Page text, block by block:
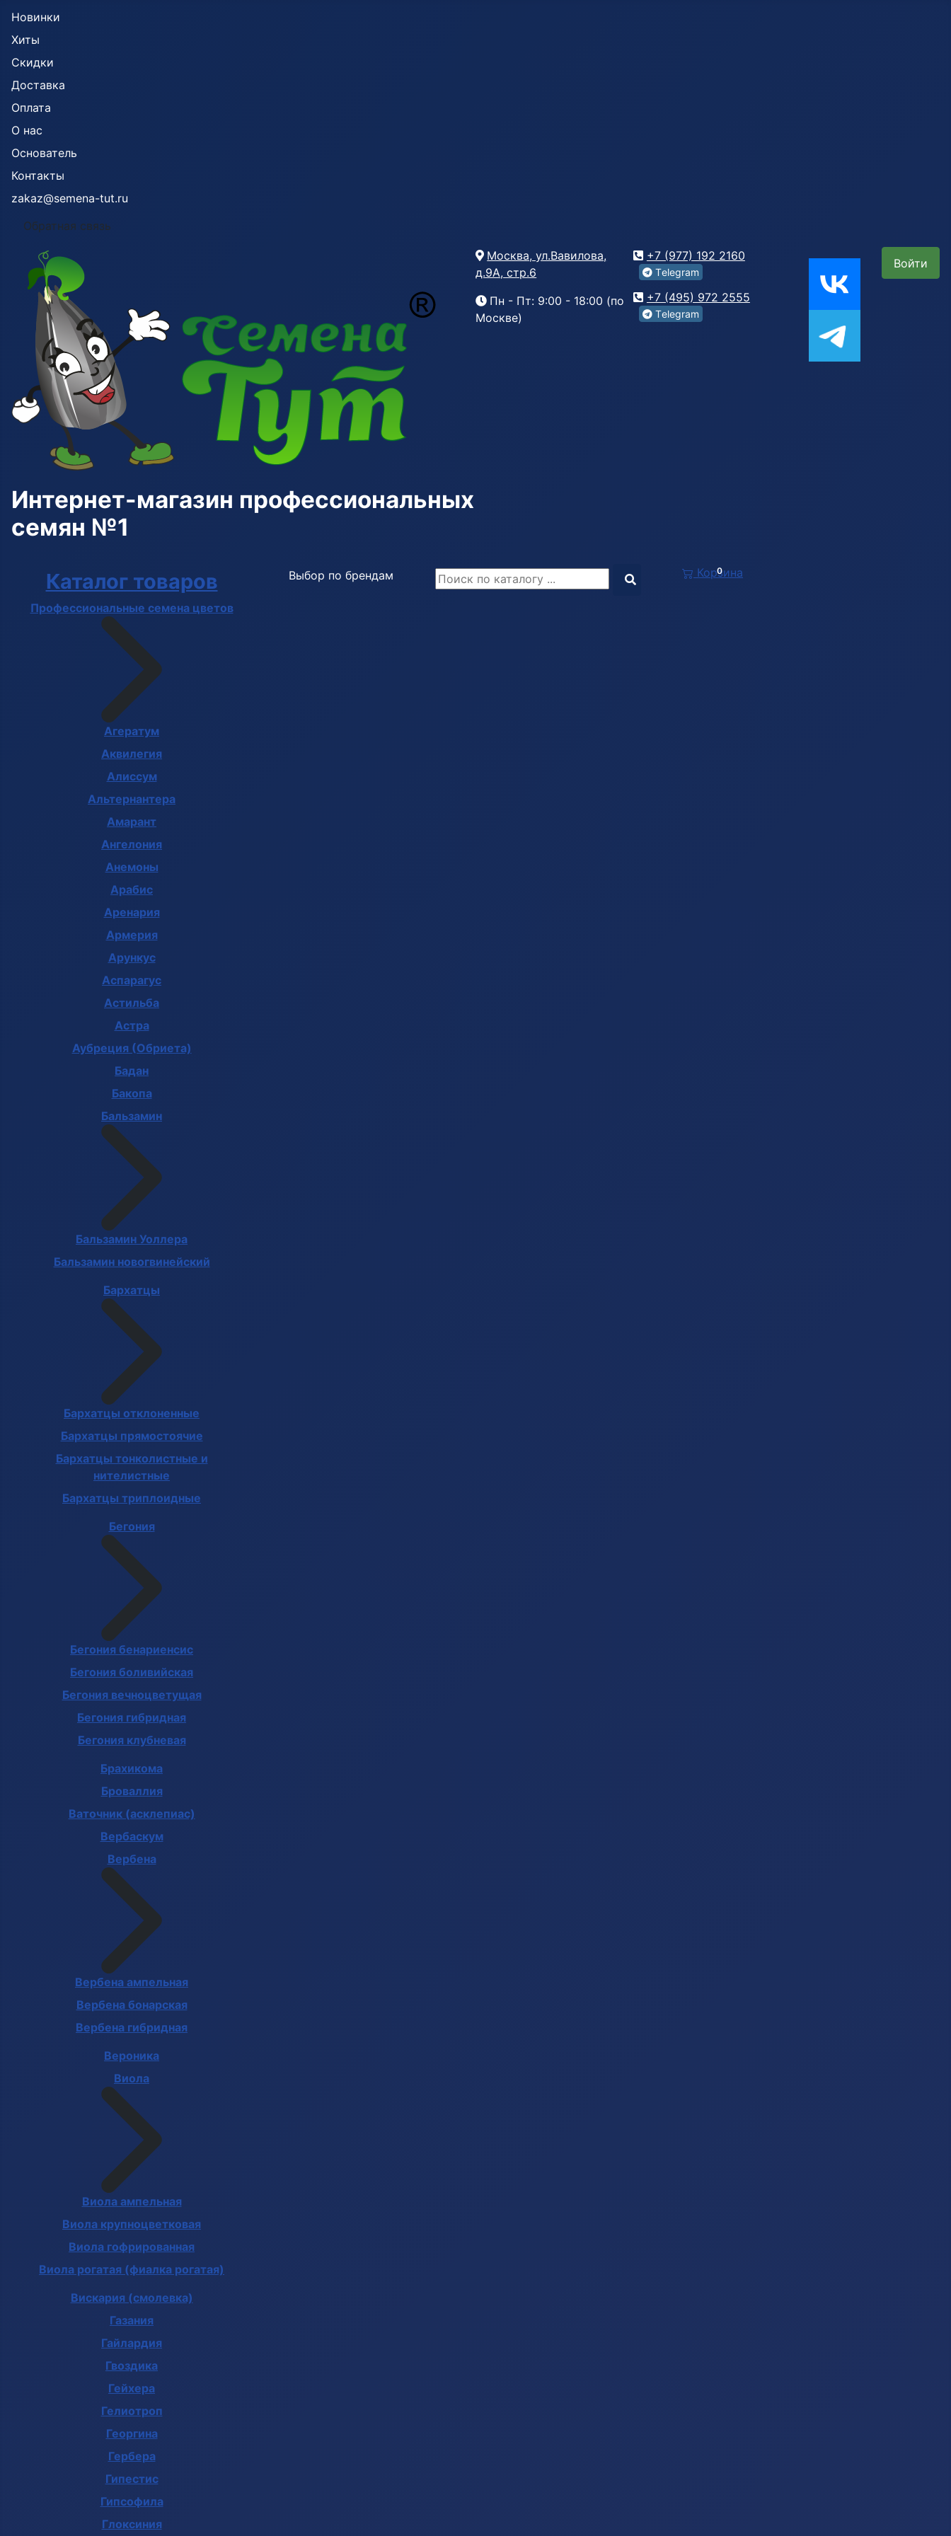
Новинки
Хиты
Скидки
Доставка
Оплата
О нас
Основатель
Контакты
zakaz@semena-tut.ru
Обратная связь
Интернет-магазин профессиональных
семян №1
Москва, ул.Вавилова,
д.9А, стр.6
Пн - Пт: 9:00 - 18:00 (по
Москве)
+7 (977) 192 2160
Tеlegrаm
+7 (495) 972 2555
Tеlegrаm
Войти
Каталог товаров
Профессиональные семена цветов
Агератум
Аквилегия
Алиссум
Альтернантера
Амарант
Ангелония
Анемоны
Арабис
Аренария
Армерия
Арункус
Аспарагус
Астильба
Астра
Аубреция (Обриета)
Бадан
Бакопа
Бальзамин
Бальзамин Уоллера
Бальзамин новогвинейский
Бархатцы
Бархатцы отклоненные
Бархатцы прямостоячие
Бархатцы тонколистные и
нителистные
Бархатцы триплоидные
Бегония
Бегония бенариенсис
Бегония боливийская
Бегония вечноцветущая
Бегония гибридная
Бегония клубневая
Брахикома
Броваллия
Ваточник (асклепиас)
Вербаскум
Вербена
Вербена ампельная
Вербена бонарская
Вербена гибридная
Вероника
Виола
Виола ампельная
Виола крупноцветковая
Виола гофрированная
Виола рогатая (фиалка рогатая)
Вискария (смолевка)
Газания
Гайлардия
Гвоздика
Гейхера
Гелиотроп
Георгина
Гербера
Гипестис
Гипсофила
Глоксиния
Выбор по брендам 0
Корзина